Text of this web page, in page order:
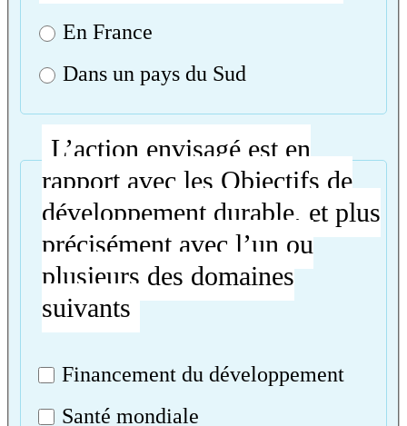
En France
Dans un pays du Sud
L’action envisagé est en
rapport avec les Objectifs de
développement durable, et plus
précisément avec l’un ou
plusieurs des domaines
suivants
Financement du développement
Santé mondiale